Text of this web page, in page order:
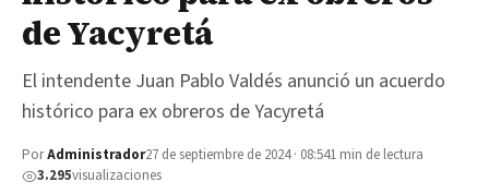
de Yacyretá
El intendente Juan Pablo Valdés anunció un acuerdo
histórico para ex obreros de Yacyretá
PorAdministrador27 de septiembre de 2024 · 08:541 min de lectura
3.295visualizaciones